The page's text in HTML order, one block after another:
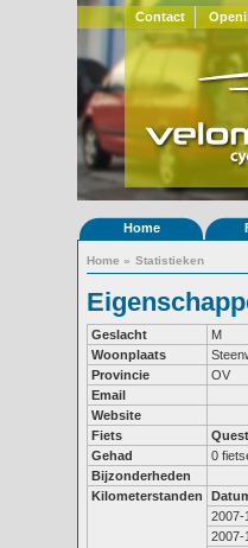
Contact
Home
Home » Statistieken
Geslacht
M
Woonplaats
Provincie
OV
Email
Website
Fiets
Gehad
0
Bijzonderheden
Kilometerstanden
2007-
2007-